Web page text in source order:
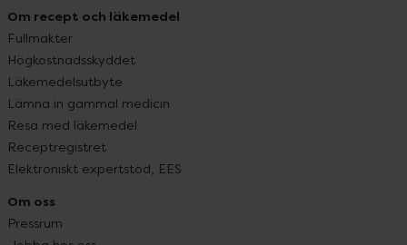
Om recept och läkemedel
Fullmakter
Högkostnadsskyddet
Läkemedelsutbyte
Lämna in gammal medicin
Resa med läkemedel
Receptregistret
Elektroniskt expertstöd, EES
Om oss
Pressrum